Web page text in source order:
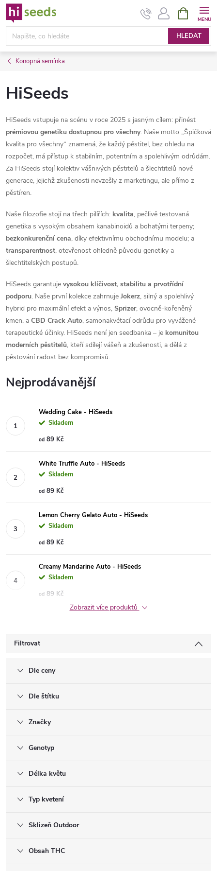
Přejít
na
obsah
HLEDAT
NÁKUPNÍ
KOŠÍK
Konopná semínka
HiSeeds
HiSeeds vstupuje na scénu v roce 2025 s jasným cílem: přinést
prémiovou genetiku dostupnou pro všechny. Naše motto „Špičková
kvalita pro všechny“ znamená, že každý pěstitel, bez ohledu na
rozpočet, má přístup k stabilním, potentním a spolehlivým odrůdám.
Za HiSeeds stojí kolektiv vášnivých pěstitelů a šlechtitelů nové
generace, jejichž zkušenosti nevzešly z marketingu, ale přímo z
pěstíren.
Naše filozofie stojí na třech pilířích: kvalita, pečlivě testovaná
genetika s vysokým obsahem kanabinoidů a bohatými terpeny;
bezkonkurenční cena, díky efektivnímu obchodnímu modelu; a
transparentnost, otevřenost ohledně původu genetiky a
šlechtitelských postupů.
HiSeeds garantuje vysokou klíčivost, stabilitu a prvotřídní
podporu. Naše první kolekce zahrnuje Jokerz, silný a spolehlivý
hybrid pro maximální efekt a výnos, Sprizer, ovocně-kořeněný
kmen, a CBD Crack Auto, samonakvétací odrůdu pro vyvážené
terapeutické účinky. HiSeeds není jen seedbanka – je komunitou
moderních pěstitelů, kteří sdílejí vášeň a zkušenosti, a dělá z
pěstování radost bez kompromisů.
Nejprodávanější
Wedding Cake - HiSeeds
Skladem
od 89 Kč
White Truffle Auto - HiSeeds
Skladem
od 89 Kč
Lemon Cherry Gelato Auto - HiSeeds
Skladem
od 89 Kč
Creamy Mandarine Auto - HiSeeds
Skladem
od 89 Kč
Zobrazit více produktů
Filtrovat
Dle ceny
Dle štítku
Značky
Genotyp
Délka květu
Typ kvetení
Sklizeň Outdoor
Obsah THC